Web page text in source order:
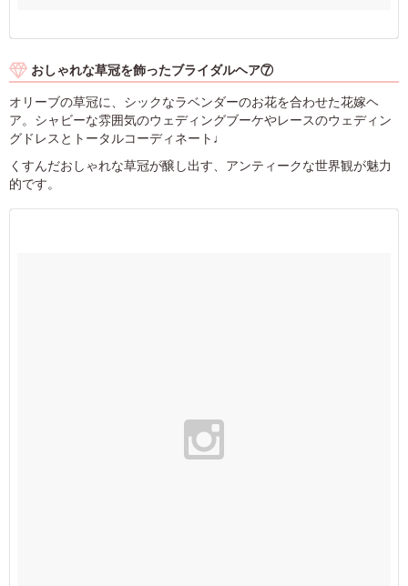
おしゃれな草冠を飾ったブライダルヘア⑦
オリーブの草冠に、シックなラベンダーのお花を合わせた花嫁ヘ
ア。シャビーな雰囲気のウェディングブーケやレースのウェディン
グドレスとトータルコーディネート♩
くすんだおしゃれな草冠が醸し出す、アンティークな世界観が魅力
的です。